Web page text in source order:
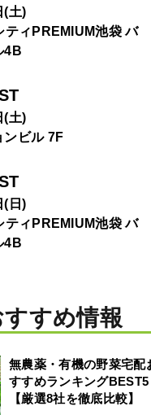
(土)
ティPREMIUM池袋 バ
4B
(土)
ンビル 7F
(日)
ティPREMIUM池袋 バ
4B
すめ情報
無農薬・有機の野菜宅配
すすめランキングBEST5
【厳選8社を徹底比較】